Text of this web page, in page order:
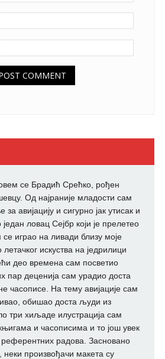
се Брадић Срећко, рођен
Од најраније младости сам
авијацију и сигурно јак утисак и
један ловац Сејбр који је прелетео
играо на ливади близу моје
искуства на једрилици
део времена сам посветио
пар деценија сам урадио доста
часописе. На тему авијације сам
обишао доста људи из
три хиљаде илустрација сам
и часописима и то још увек
радова. Засновано
произвођачи макета су